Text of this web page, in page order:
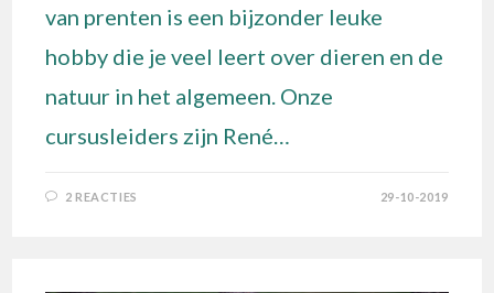
van prenten is een bijzonder leuke
hobby die je veel leert over dieren en de
natuur in het algemeen. Onze
cursusleiders zijn René…
2 REACTIES 29-10-2019